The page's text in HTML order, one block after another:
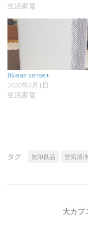
生活家電
Blueair sense+
2020年2月1日
生活家電
タグ: 無印良品 空気清
大カプ